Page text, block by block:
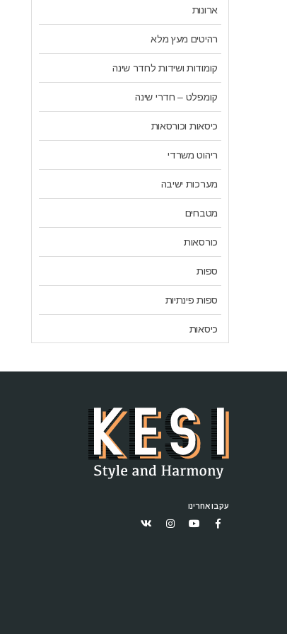
ארונות
רהיטים מעץ מלא
קומודות ושידות לחדר שינה
קומפלט – חדרי שינה
כיסאות וכורסאות
ריהוט משרדי
מערכות ישיבה
מטבחים
כורסאות
ספות
ספות פינתיות
כיסאות
עקבו אחרינו